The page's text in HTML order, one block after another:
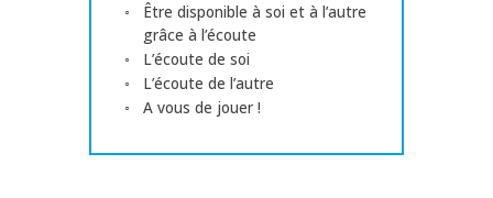
Être disponible à soi et à l’autre
grâce à l’écoute
L’écoute de soi
L’écoute de l’autre
A vous de jouer !